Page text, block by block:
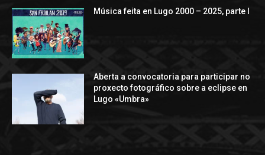
Música feita en Lugo 2000 – 2025, parte I
Aberta a convocatoria para participar no
proxecto fotográfico sobre a eclipse en
Lugo «Umbra»